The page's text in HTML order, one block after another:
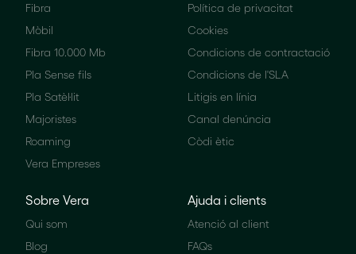
Fibra
Mòbil
Fibra 10.000 Mb
Pla Sense fils
Pla Satèl·lit
Majoristes
Roaming
Vera Empreses
Política de privacitat
Cookies
Condicions de contractació
Condicions de l'SLA
Litigis en línia
Canal denúncia
Còdi ètic
Sobre Vera
Qui som
Blog
Ajuda i clients
Atenció al client
FAQs